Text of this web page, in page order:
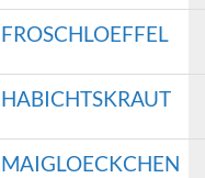
FROSCHLOEFFEL
HABICHTSKRAUT
MAIGLOECKCHEN